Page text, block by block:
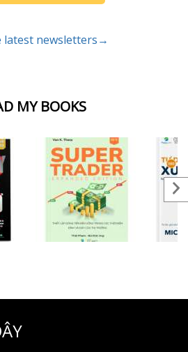
MY BOOKS
latest newsletters→